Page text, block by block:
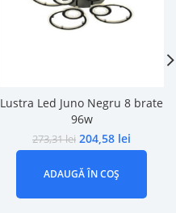
Lustra Led Juno Negru 8 brate
96w
273,31lei 204,58 lei
ADAUGĂ ÎN COȘ